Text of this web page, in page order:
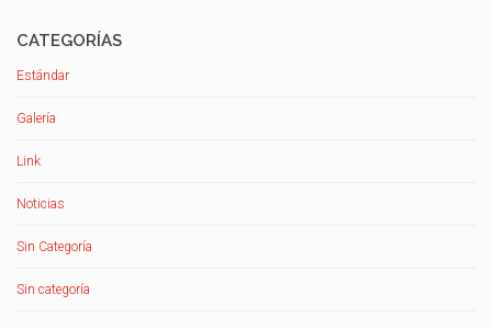
CATEGORÍAS
Estándar
Galería
Link
Noticias
Sin Categoría
Sin categoría